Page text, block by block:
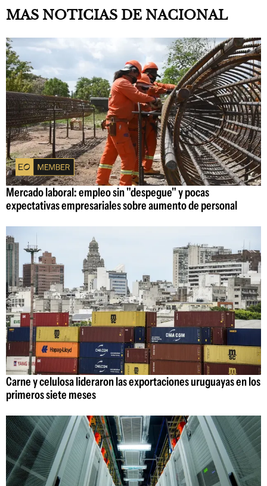
MAS NOTICIAS DE NACIONAL
Mercado laboral: empleo sin "despegue" y pocas
expectativas empresariales sobre aumento de personal
Carne y celulosa lideraron las exportaciones uruguayas en los
primeros siete meses